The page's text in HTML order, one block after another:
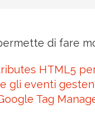
di fare
HTML5
gli eventi
Tag